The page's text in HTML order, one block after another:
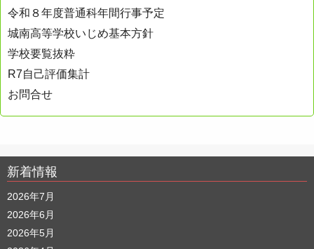
令和８年度普通科年間行事予定
城南高等学校いじめ基本方針
学校要覧抜粋
R7自己評価集計
お問合せ
新着情報
2026年7月
2026年6月
2026年5月